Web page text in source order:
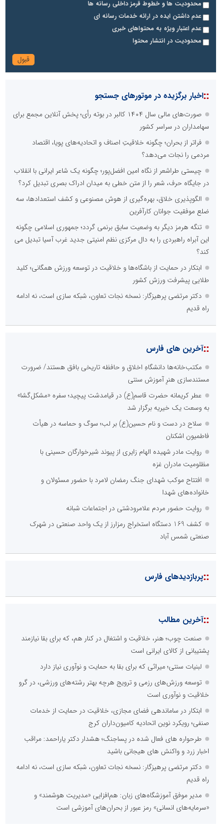
محدودیت ها و خطوط قرمز داخلی رسانه ها
عدم داشتن ایده در ارائه خدمات رسانه ای
عدم اعتبار ویژه به محتواهای خبری
محدودیت در انتشار محتوا
::اخبار برگزیده در موتورهای جستجو
صورت‌های مالی سال ۱۴۰۴ کالبر در بوته رأی؛ پخش آنلاین مجمع برای
سهامداران در سراسر کشور
فراتر از بحران؛ چگونه خلاقیتِ اصناف و اتحادیه‌های پویا، اقتصاد
مردمی را نجات می‌دهد؟
چیستی طراشعر از نگاه امین افضل‌پور؛ چگونه یک شاعر ایرانی با انقلاب
در جایگاه حرف، شعر را از متن خطی به میدان ادراک بصری تبدیل کرد؟
الگوپذیری خلاق، بهره‌گیری از هوش مصنوعی و کشف استعدادها، سه
ضلع موفقیت جوانان کارآفرین
تنگه هرمز دیگر به وضعیت سابق برنمی گردد؛ جمهوری اسلامی چگونه
این آبراه راهبردی را به دال مرکزی نظم امنیتی جدید غرب آسیا تبدیل می
کند؟
ابتکار در حمایت از باشگاه‌ها و خلاقیت در توسعه ورزش همگانی؛ کلید
طلایی پیشرفت ورزش کشور
دکتر مرتضی پرهیزگار: نسخه نجات تعاون، شبکه سازی است، نه ادامه
راه قدیم
::آخرین های فارس
مکتب‌خانه‌ها دانشگاهِ اخلاق و حافظه تاریخی بافق هستند/ ضرورت
مستندسازی هنرِ آموزش سنتی
عطر کریمانه حضرت قاسم(ع) در قیامدشت پیچید؛ سفره «مشکل‌گشا»
به وسعت یک خیریه برگزار شد
سلاح در دست و نام حسین(ع) بر لب؛ سوگ و حماسه در هیأت
فاطمیون اشکنان
روایت مادر شهیده الهام زایری از پیوند شیرخوارگان حسینی با
مظلومیت مادران غزه
افتتاح موکب شهدای جنگ رمضان لامرد با حضور مسئولان و
خانواده‌های شهدا
روایت حضور مردم علامرودشتی در اجتماعات شبانه
کشف 169 دستگاه استخراج رمزارز از یک واحد صنعتی در شهرک
صنعتی شمس آباد
::پربازدیدهای فارس
::آخرین مطالب
صنعت چوب؛ هنر، خلاقیت و اشتغال در کنار هم، که برای بقا نیازمند
پشتیبانی از کالای ایرانی است
لبنیات سنتی؛ میراثی که برای بقا به حمایت و نوآوری نیاز دارد
توسعه ورزش‌های رزمی و ترویج هرچه بهتر رشته‌های ورزشی، در گرو
خلاقیت و نوآوری است
ابتکار در ساماندهی فضای مجازی، خلاقیت در حمایت از خدمات
صنفی؛ رویکرد نوین اتحادیه کامیون‌داران کرج
طرحواره های فعال شده در پساجنگ؛ هشدار دکتر یاراحمد: مراقب
اخبار زرد و واکنش های هیجانی باشید
دکتر مرتضی پرهیزگار: نسخه نجات تعاون، شبکه سازی است، نه ادامه
راه قدیم
مدیر موفق آموزشگاه‌های زبان: هم‌افزایی «مدیریت هوشمند» و
«سرمایه‌های انسانی» رمز عبور از بحران‌های آموزشی است